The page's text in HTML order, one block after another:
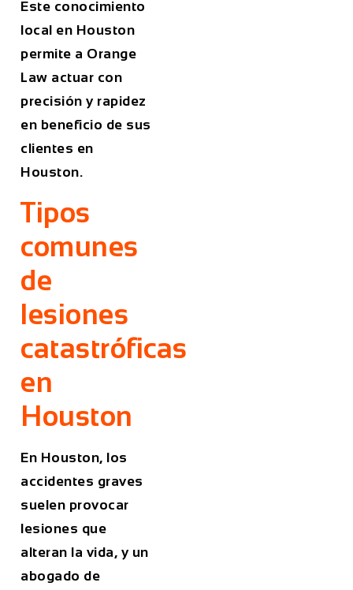
Este conocimiento
local en Houston
permite a Orange
Law actuar con
precisión y rapidez
en beneficio de sus
clientes en
Houston.
Tipos
comunes
de
lesiones
catastróficas
en
Houston
En Houston, los
accidentes graves
suelen provocar
lesiones que
alteran la vida, y un
abogado de